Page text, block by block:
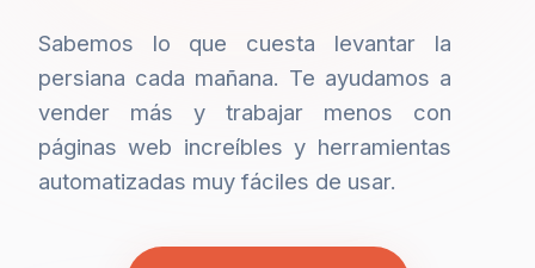
Sabemos lo que cuesta levantar la
persiana cada mañana. Te ayudamos a
vender más y trabajar menos con
páginas web increíbles y herramientas
automatizadas muy fáciles de usar.